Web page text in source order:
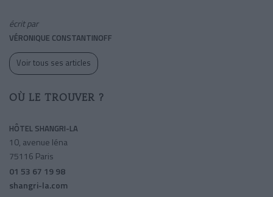
écrit par
VÉRONIQUE CONSTANTINOFF
Voir tous ses articles
OÙ LE TROUVER ?
HÔTEL SHANGRI-LA
10, avenue Iéna
75116 Paris
01 53 67 19 98
shangri-la.com